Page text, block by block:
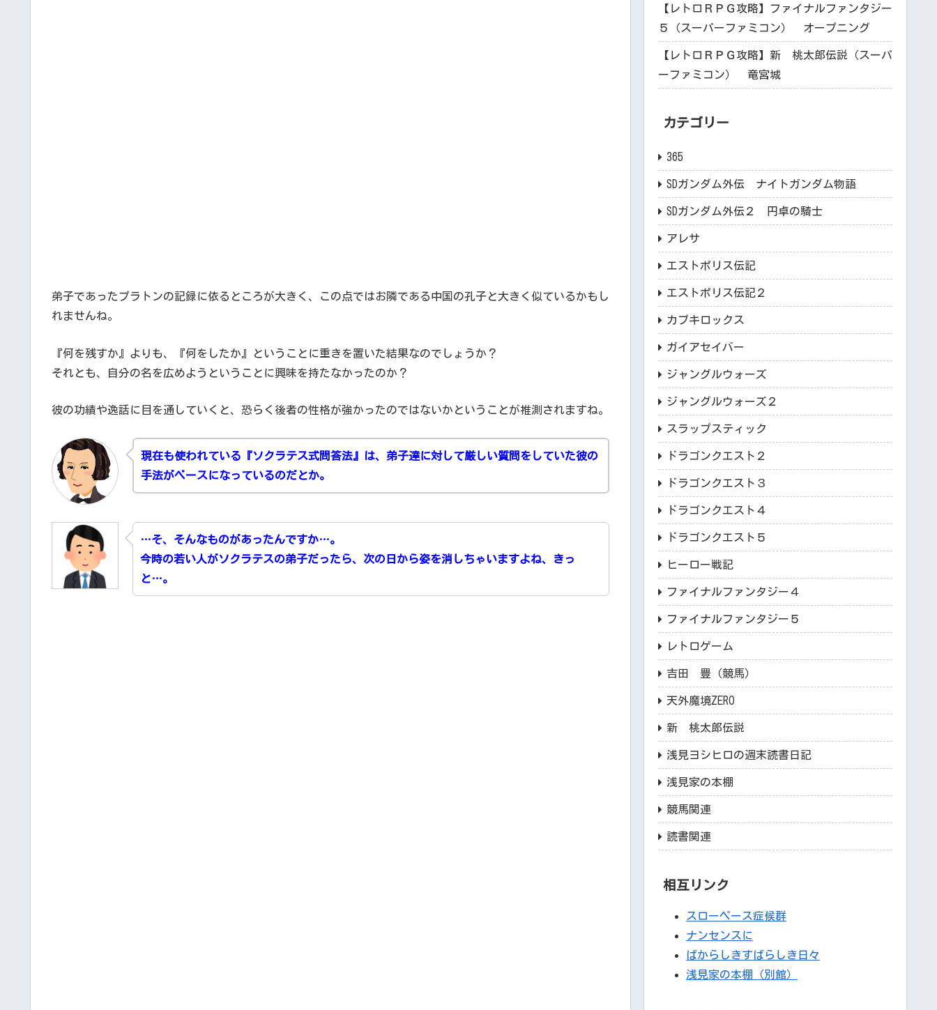
弟子であったプラトンの記録に依るところが大きく、この点ではお隣である中国の孔子と大きく似ているかもし
れませんね。
『何を残すか』よりも、『何をしたか』ということに重きを置いた結果なのでしょうか？
それとも、自分の名を広めようということに興味を持たなかったのか？
彼の功績や逸話に目を通していくと、恐らく後者の性格が強かったのではないかということが推測されますね。
現在も使われている『ソクラテス式問答法』は、弟子達に対して厳しい質問をしていた彼の
手法がベースになっているのだとか。
…そ、そんなものがあったんですか…。
今時の若い人がソクラテスの弟子だったら、次の日から姿を消しちゃいますよね、きっ
と…。
【レトロＲＰＧ攻略】ファイナルファンタジー
５（スーパーファミコン） オープニング
【レトロＲＰＧ攻略】新 桃太郎伝説（スーパ
ーファミコン） 竜宮城
カテゴリー
365
SDガンダム外伝 ナイトガンダム物語
SDガンダム外伝２ 円卓の騎士
アレサ
エストポリス伝記
エストポリス伝記２
カブキロックス
ガイアセイバー
ジャングルウォーズ
ジャングルウォーズ２
スラップスティック
ドラゴンクエスト２
ドラゴンクエスト３
ドラゴンクエスト４
ドラゴンクエスト５
ヒーロー戦記
ファイナルファンタジー４
ファイナルファンタジー５
レトロゲーム
吉田 豊（競馬）
天外魔境ZERO
新 桃太郎伝説
浅見ヨシヒロの週末読書日記
浅見家の本棚
競馬関連
読書関連
相互リンク
スローペース症候群
ナンセンスに
ばからしきすばらしき日々
浅見家の本棚（別館）